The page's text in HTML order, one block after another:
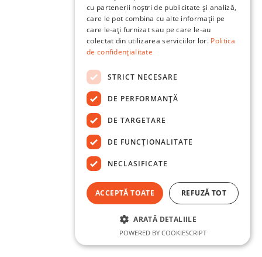
cu partenerii noștri de publicitate și analiză,
care le pot combina cu alte informații pe
care le-ați furnizat sau pe care le-au
colectat din utilizarea serviciilor lor. Politica
de confidențialitate
STRICT NECESARE
DE PERFORMANȚĂ
DE TARGETARE
DE FUNCŢIONALITATE
NECLASIFICATE
ACCEPTĂ TOATE REFUZĂ TOT
ARATĂ DETALIILE
POWERED BY COOKIESCRIPT